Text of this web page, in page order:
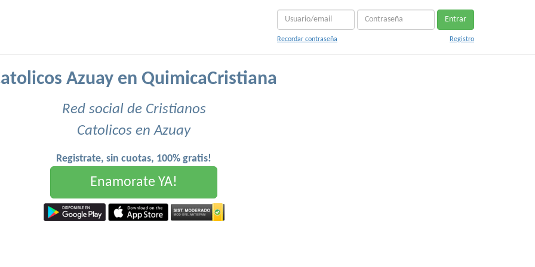
Entrar
Recordar contraseña Registro
Azuay en QuimicaCristiana
Red social de Cristianos
Catolicos en Azuay
Registrate, sin cuotas, 100% gratis!
Enamorate YA!